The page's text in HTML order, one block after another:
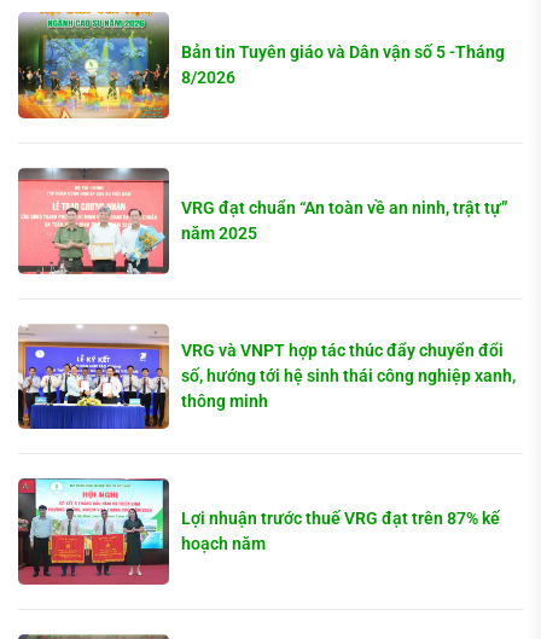
Bản tin Tuyên giáo và Dân vận số 5 -Tháng
8/2026
VRG đạt chuẩn “An toàn về an ninh, trật tự”
năm 2025
VRG và VNPT hợp tác thúc đẩy chuyển đổi
số, hướng tới hệ sinh thái công nghiệp xanh,
thông minh
Lợi nhuận trước thuế VRG đạt trên 87% kế
hoạch năm